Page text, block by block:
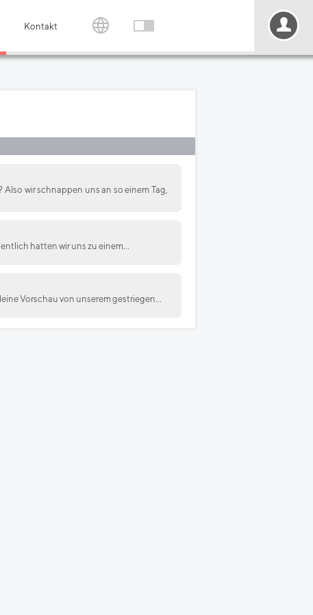
Kontakt
wir schnappen uns an so einem Tag,
hatten wir uns zu einem...
Vorschau von unserem gestriegen...